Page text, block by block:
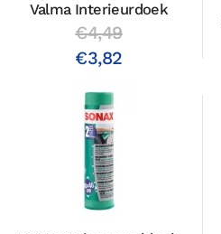
Valma Interieurdoek
€4,49
€3,82